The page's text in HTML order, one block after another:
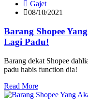
Gajet
08/10/2021
Barang Shopee
Lagi Padu!
Barang dekat Shopee
padu habis function dia!
Read More